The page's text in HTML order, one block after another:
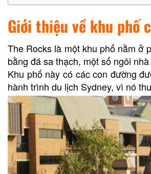
Giới thiệu về khu phố
The Rocks là một khu phố nằm ở
bằng đá sa thạch, một số ngôi
Khu phố này có các con đường
hành trình du lịch Sydney, vì nó